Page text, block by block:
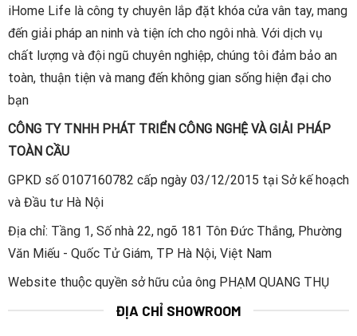
iHome Life là công ty chuyên lắp đặt khóa cửa vân tay, mang
đến giải pháp an ninh và tiện ích cho ngôi nhà. Với dịch vụ
chất lượng và đội ngũ chuyên nghiệp, chúng tôi đảm bảo an
toàn, thuận tiện và mang đến không gian sống hiện đại cho
bạn
CÔNG TY TNHH PHÁT TRIỂN CÔNG NGHỆ VÀ GIẢI PHÁP
TOÀN CẦU
GPKD số 0107160782 cấp ngày 03/12/2015 tại Sở kế hoạch
và Đầu tư Hà Nội
Địa chỉ: Tầng 1, Số nhà 22, ngõ 181 Tôn Đức Thắng, Phường
Văn Miếu - Quốc Tử Giám, TP Hà Nội, Việt Nam
Website thuộc quyền sở hữu của ông PHẠM QUANG THỤ
ĐỊA CHỈ SHOWROOM